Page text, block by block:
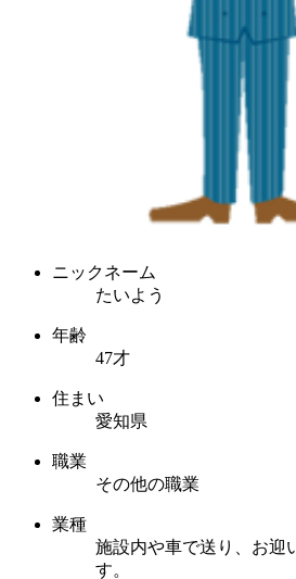
ニックネーム
たいよう
年齢
47才
住まい
愛知県
職業
その他の職業
業種
施設内や車で送り、お迎
す。